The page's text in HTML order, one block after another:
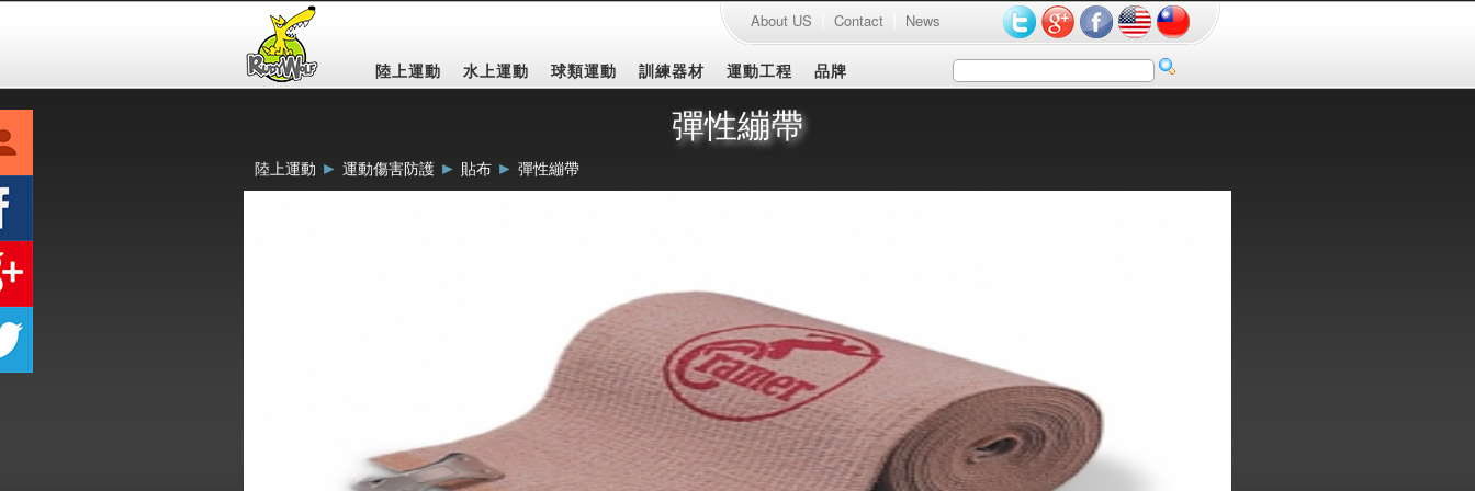
About US Contact News
陸上運動 水上運動 球類運動 訓練器材 運動工程 品牌
彈性繃帶
陸上運動 ► 運動傷害防護 ► 貼布 ► 彈性繃帶